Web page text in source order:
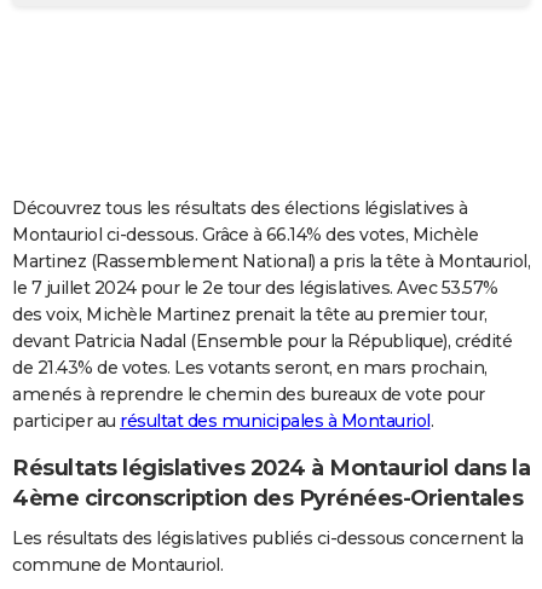
Carte de Noël
Carte Bonne année
Carte Saint-Valentin
Carte Pâques
Carte d'anniversaire
DICTIONNAIRE
Dictionnaire
Biographies
Citations
Expressions
Proverbes
PROGRAMME TV
COPAINS D'AVANT
S'inscrire
Se connecter
Lycées
Collèges
Primaires
Universités
Entreprises
Service militaire
Avis de recherche
AVIS DE DÉCÈS
FORUM
Bricolage
Lifestyle
Culture
Sport
Auto
Television
Voyage
Cinema
Découvrez tous les résultats des élections législatives à
Montauriol ci-dessous. Grâce à 66.14% des votes, Michèle
Martinez (Rassemblement National) a pris la tête à Montauriol,
le 7 juillet 2024 pour le 2e tour des législatives. Avec 53.57%
des voix, Michèle Martinez prenait la tête au premier tour,
devant Patricia Nadal (Ensemble pour la République), crédité
de 21.43% de votes. Les votants seront, en mars prochain,
amenés à reprendre le chemin des bureaux de vote pour
participer au résultat des municipales à Montauriol.
Résultats législatives 2024 à Montauriol dans la
4ème circonscription des Pyrénées-Orientales
Les résultats des législatives publiés ci-dessous concernent la
commune de Montauriol.